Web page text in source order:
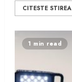
CITESTE STIREA
1 min read